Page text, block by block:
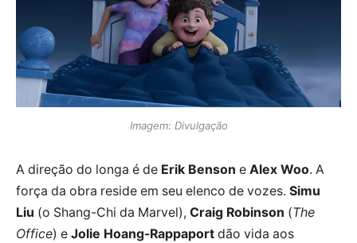
Imagem: Divulgação
A direção do longa é de Erik Benson e Alex Woo. A
força da obra reside em seu elenco de vozes. Simu
Liu (o Shang-Chi da Marvel), Craig Robinson (The
Office) e Jolie Hoang-Rappaport dão vida aos